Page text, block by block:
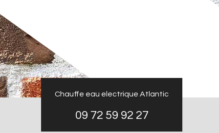
Chauffe eau electrique Atlantic
09 72 59 92 27